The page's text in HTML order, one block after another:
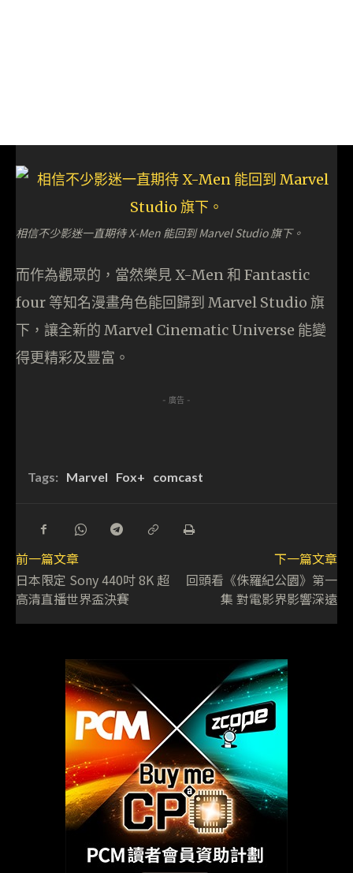
相信不少影迷一直期待 X-Men 能回到 Marvel Studio 旗下。
而作為觀眾的，當然樂見 X-Men 和 Fantastic
four 等知名漫畫角色能回歸到 Marvel Studio 旗
下，讓全新的 Marvel Cinematic Universe 能變
得更精彩及豐富。
- 廣告 -
Tags: Marvel Fox+ comcast
前一篇文章
日本限定 Sony 440吋 8K 超
高清直播世界盃決賽
下一篇文章
回頭看《侏羅紀公園》第一
集 對電影界影響深遠